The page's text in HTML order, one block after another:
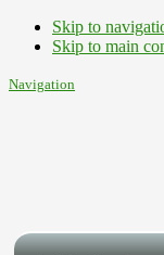
Skip to
Skip to main
Navigation